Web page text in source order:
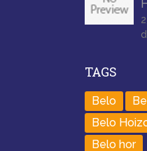
TAGS
Belo
Belo
Belo hor